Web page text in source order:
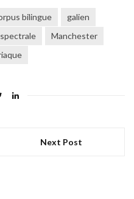
bilingue
galien
Manchester
Next Post